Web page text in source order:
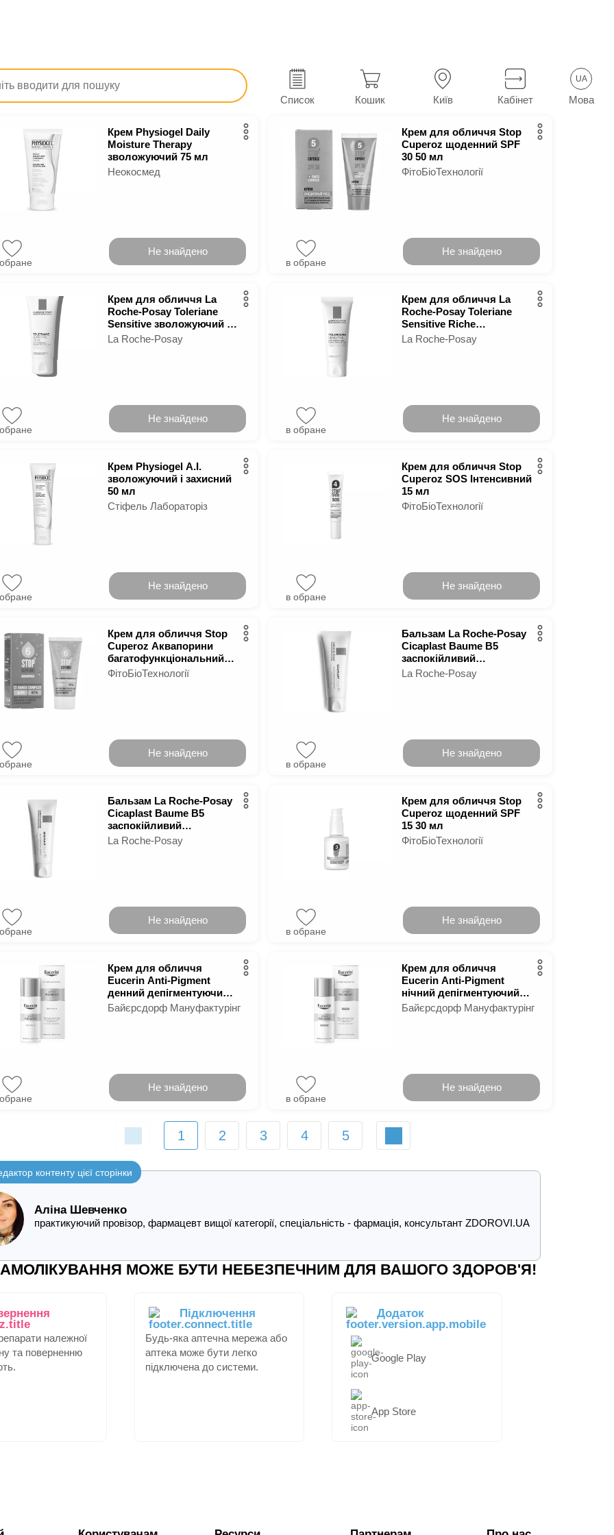
Список Кошик Київ Кабінет
UA
Мова
Краса та догляд Догляд за шкірою обличчя Креми для обличчя у м.Київ
обличчя
Крем Physiogel Daily
Moisture Therapy
зволожуючий 75 мл
Неокосмед
Не знайдено
Крем для обличчя Stop
Cuperoz щоденний SPF
30 50 мл
ФітоБіоТехнології
в обране
Не знайдено
Крем для обличчя La
Roche-Posay Toleriane
Sensitive зволожуючий 40
мл
La Roche-Posay
Не знайдено
Крем для обличчя La
Roche-Posay Toleriane
Sensitive Riche
зволожуючий 40 мл
La Roche-Posay
в обране
Не знайдено
Крем Physiogel A.I.
зволожуючий і захисний
50 мл
Стіфель Лабораторіз
Не знайдено
Крем для обличчя Stop
Cuperoz SOS Інтенсивний
15 мл
ФітоБіоТехнології
в обране
Не знайдено
Крем для обличчя Stop
Cuperoz Аквапорини
багатофункціональний
день/нічь 50 мл
ФітоБіоТехнології
Не знайдено
Бальзам La Roche-Posay
Cicaplast Baume B5
заспокійливий
відновлюючий 40 мл
La Roche-Posay
в обране
Не знайдено
Бальзам La Roche-Posay
Cicaplast Baume B5
заспокійливий
відновлюючий 100 мл
La Roche-Posay
Не знайдено
Крем для обличчя Stop
Cuperoz щоденний SPF
15 30 мл
ФітоБіоТехнології
в обране
Не знайдено
Крем для обличчя
Eucerin Anti-Pigment
денний депігментуючий
50 мл
Байєрсдорф Мануфактурінг
Не знайдено
Крем для обличчя
Eucerin Anti-Pigment
нічний депігментуючий
50 мл
Байєрсдорф Мануфактурінг
в обране
Не знайдено
1 2 3 4 5
контенту цієї сторінки
Аліна Шевченко
практикуючий провізор, фармацевт вищої категорії, спеціальність - фармація, консультант ZDOROVI.UA
МОЖЕ БУТИ НЕБЕЗПЕЧНИМ ДЛЯ ВАШОГО ЗДОРОВ'Я!
належної
та поверненню
Підключення
Будь-яка аптечна мережа або
аптека може бути легко
підключена до системи.
Додаток
Google Play
App Store